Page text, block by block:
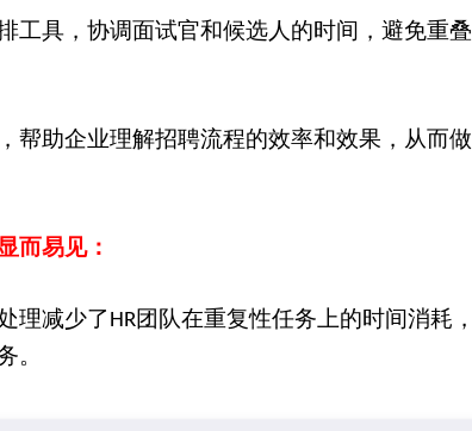
工具，协调面试官和候选人的时间，避免重叠
帮助企业理解招聘流程的效率和效果，从而做
而易见：
理减少了 HR团队在重复性任务上的时间消耗，
。